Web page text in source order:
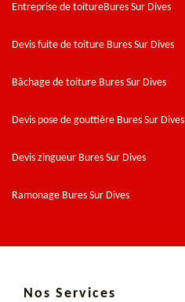
Entreprise de toitureBures Sur Dives
Devis fuite de toiture Bures Sur Dives
Bâchage de toiture Bures Sur Dives
Devis pose de gouttière Bures Sur Dives
Devis zingueur Bures Sur Dives
Ramonage Bures Sur Dives
Nos Services